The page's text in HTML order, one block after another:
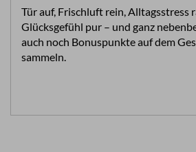
Tür auf, Frischluft rein, Alltagsstress
Glücksgefühl pur – und ganz
auch noch Bonuspunkte auf dem
sammeln.